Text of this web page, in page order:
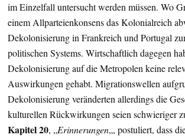
im Einzelfall untersucht werden müssen. Wo
einem Allparteienkonsens das Kolonialreich
Dekolonisierung in Frankreich und Portugal
politischen Systems. Wirtschaftlich dagegen
Dekolonisierung auf die Metropolen keine
Auswirkungen gehabt. Migrationswellen
Dekolonisierung veränderten allerdings die
kulturellen Rückwirkungen seien schwieriger
Kapitel 20, „Erinnerungen„, postuliert, dass